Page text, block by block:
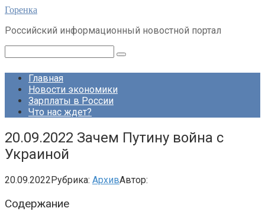
Перейти
контенту
Горенка
Российский информационный новостной портал
Главная
Новости экономики
Зарплаты в России
Что нас ждет?
20.09.2022 Зачем Путину война с
Украиной
20.09.2022Рубрика: АрхивАвтор:
Содержание